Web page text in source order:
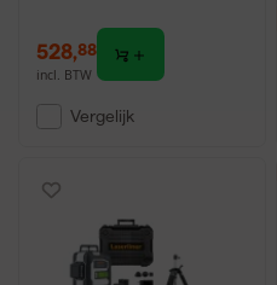
528,88
incl. BTW
Vergelijk